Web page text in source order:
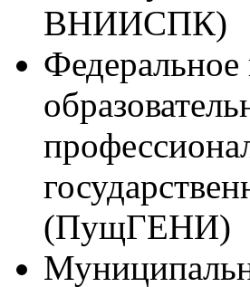
ВНИИСПК)
Федеральное
(ПущГЕНИ)